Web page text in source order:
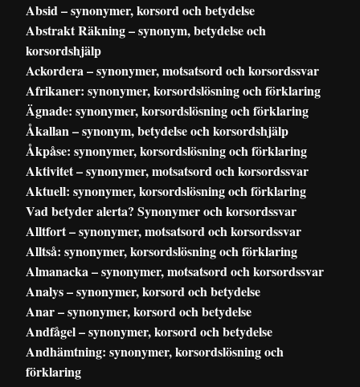
Absid – synonymer, korsord och betydelse
Abstrakt Räkning – synonym, betydelse och
korsordshjälp
Ackordera – synonymer, motsatsord och korsordssvar
Afrikaner: synonymer, korsordslösning och förklaring
Ägnade: synonymer, korsordslösning och förklaring
Åkallan – synonym, betydelse och korsordshjälp
Åkpåse: synonymer, korsordslösning och förklaring
Aktivitet – synonymer, motsatsord och korsordssvar
Aktuell: synonymer, korsordslösning och förklaring
Vad betyder alerta? Synonymer och korsordssvar
Alltfort – synonymer, motsatsord och korsordssvar
Alltså: synonymer, korsordslösning och förklaring
Almanacka – synonymer, motsatsord och korsordssvar
Analys – synonymer, korsord och betydelse
Anar – synonymer, korsord och betydelse
Andfågel – synonymer, korsord och betydelse
Andhämtning: synonymer, korsordslösning och
förklaring